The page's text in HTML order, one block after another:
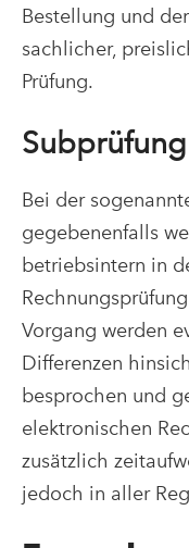
Bestellung und
sachlicher,
Prüfung.
Subprüfung
Bei der
gegebenenfalls
betriebsintern in
Vorgang werden
Differenzen
besprochen und
elektronischen
zusätzlich
jedoch in aller